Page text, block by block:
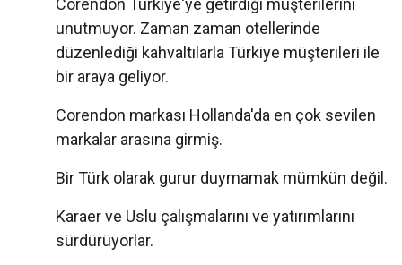
Corendon Türkiye'ye getirdiği müşterilerini
unutmuyor. Zaman zaman otellerinde
düzenlediği kahvaltılarla Türkiye müşterileri ile
bir araya geliyor.
Corendon markası Hollanda'da en çok sevilen
markalar arasına girmiş.
Bir Türk olarak gurur duymamak mümkün değil.
Karaer ve Uslu çalışmalarını ve yatırımlarını
sürdürüyorlar.